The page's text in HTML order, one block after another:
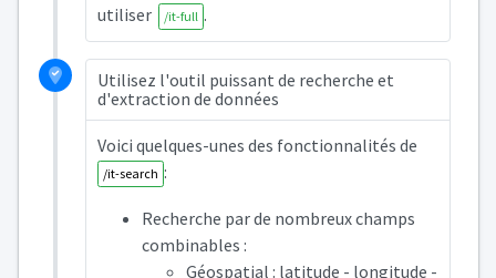
utiliser
/it-full .
Utilisez l'outil puissant de recherche et
d'extraction de données
Voici quelques-unes des fonctionnalités de
/it-search :
Recherche par de nombreux champs
combinables :
Géospatial : latitude - longitude -